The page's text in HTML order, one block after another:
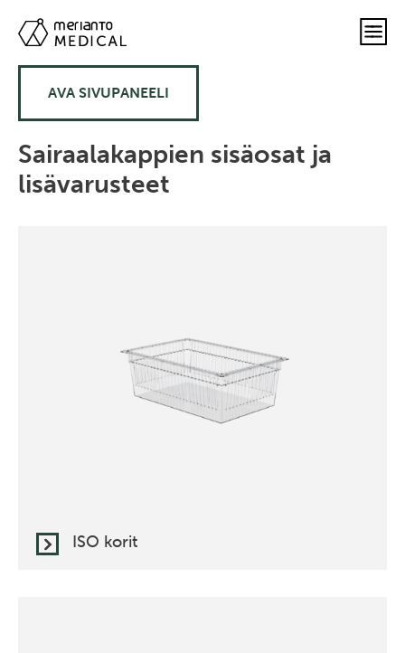
AVA SIVUPANEELI
Sairaalakappien sisäosat ja
lisävarusteet
ISO korit